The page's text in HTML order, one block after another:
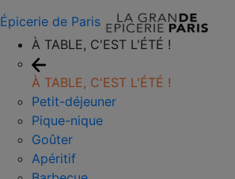
Épicerie de Paris
À TABLE, C'EST L'ÉTÉ !
À TABLE, C'EST L'ÉTÉ !
Petit-déjeuner
Pique-nique
Goûter
Apéritif